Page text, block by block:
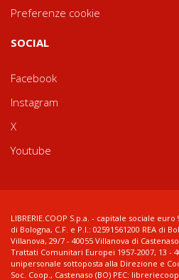
Preferenze cookie
SOCIAL
Facebook
Instagram
X
Youtube
LIBRERIE.COOP S.p.a. - capitale sociale
di Bologna, C.F. e P.I.: 02591561200 REA di
Villanova, 29/7 - 40055 Villanova di Castenaso
Trattati Comunitari Europei 1957-2007, 13 -
unipersonale sottoposta alla Direzione e
Soc. Coop., Castenaso (BO) PEC: